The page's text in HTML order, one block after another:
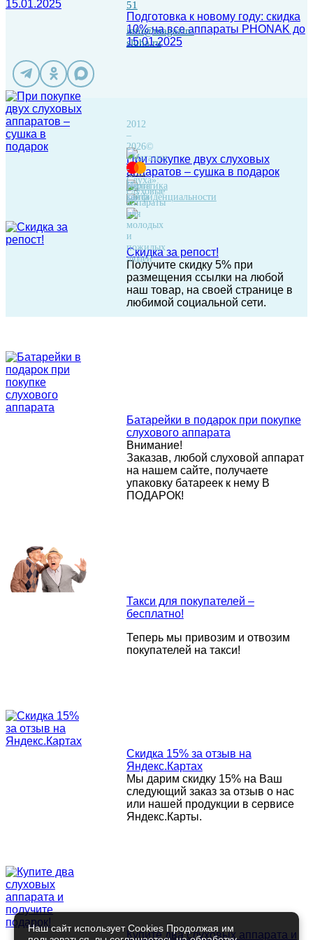
Подготовка к новому году: скидка
10% на все аппараты PHONAK до
15.01.2025
При покупке двух слуховых
аппаратов – сушка в подарок
Скидка за репост!
Получите скидку 5% при
размещения ссылки на любой
наш товар, на своей странице в
любимой социальной сети.
Батарейки в подарок при покупке
слухового аппарата
Внимание!
Заказав, любой слуховой аппарат
на нашем сайте, получаете
упаковку батареек к нему В
ПОДАРОК!
Такси для покупателей –
бесплатно!
Теперь мы привозим и отвозим
покупателей на такси!
Скидка 15% за отзыв на
Яндекс.Картах
Мы дарим скидку 15% на Ваш
следующий заказ за отзыв о нас
или нашей продукции в сервисе
Яндекс.Карты.
Купите два слуховых аппарата и
51
info@magazin-
sluha.ru
2012
–
2026©
«Магазин
-
Слуха»:
слуховые
аппараты
для
молодых
и
пожилых
людей
Политика
конфиденциальности
Карта
сайта
Наш сайт использует Cookies Продолжая им